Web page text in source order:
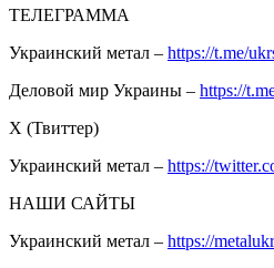
ТЕЛЕГРАММА
Украинский метал – https://t.me/
Деловой мир Украины – https://
Х (Твиттер)
Украинский метал – https://
НАШИ САЙТЫ
Украинский метал – https://